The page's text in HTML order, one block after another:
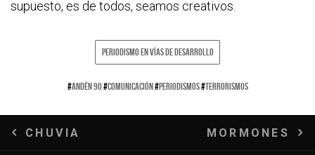
supuesto, es de todos, seamos creativos.
PERIODISMO EN VÍAS DE DESARROLLO
#ANDÉN 90#COMUNICACIÓN#PERIODISMOS#TERRORISMOS
Navegación
CHUVIA MORMONES